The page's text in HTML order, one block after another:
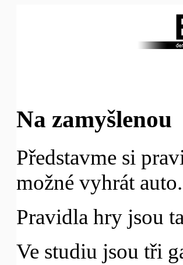
Na zamyšlenou
Představme si
možné vyhrát auto.
Pravidla hry jsou
Ve studiu jsou tři